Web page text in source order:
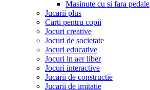
Masinute cu si fara pedale
Jucarii plus
Carti pentru copii
Jocuri creative
Jocuri de societate
Jocuri educative
Jocuri in aer liber
Jocuri interactive
Jucarii de constructie
Jucarii de imitatie